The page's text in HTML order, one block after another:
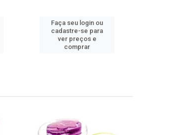
Faça seu login ou
cadastre-se para
ver preços e
comprar